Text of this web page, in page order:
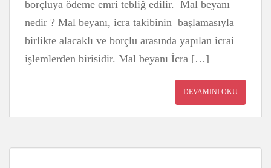
borçluya ödeme emri tebliğ edilir. Mal beyanı
nedir ? Mal beyanı, icra takibinin başlamasıyla
birlikte alacaklı ve borçlu arasında yapılan icrai
işlemlerden birisidir. Mal beyanı İcra […]
DEVAMINI OKU